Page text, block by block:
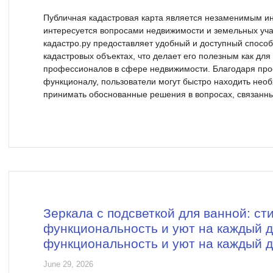
Публичная кадастровая карта является незаменимым
интересуется вопросами недвижимости и земельных
кадастро.ру предоставляет удобный и доступный
кадастровых объектах, что делает его полезным как
профессионалов в сфере недвижимости. Благодаря
функционалу, пользователи могут быстро находить
принимать обоснованные решения в вопросах,
Зеркала с подсветкой для ванной:
функциональность и уют на каждый
функциональность и уют на каждый
June 29, 2026